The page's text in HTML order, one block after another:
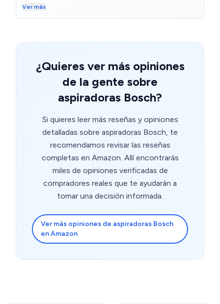
resultados hasta el momento.
Ver más
¿Quieres ver más opiniones
de la gente sobre
aspiradoras Bosch?
Si quieres leer más reseñas y opiniones
detalladas sobre aspiradoras Bosch, te
recomendamos revisar las reseñas
completas en Amazon. Allí encontrarás
miles de opiniones verificadas de
compradores reales que te ayudarán a
tomar una decisión informada.
Ver más opiniones de aspiradoras Bosch
en Amazon